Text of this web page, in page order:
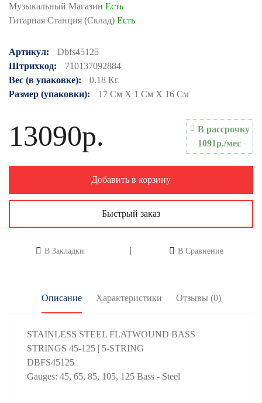
Музыкальный Магазин Есть
Гитарная Станция (Склад) Есть
Артикул:
Dbfs45125
Штрихкод:
710137092884
Вес (в упаковке):
0.18 Кг
Размер (упаковки):
17 См X 1 См X 16 См
13090р.
В рассрочку
1091р./мес
Добавить в корзину
Быстрый заказ
В Закладки В Сравнение
Описание Характеристики Отзывы (0)
STAINLESS STEEL FLATWOUND BASS
STRINGS 45-125 | 5-STRING
DBFS45125
Gauges: 45, 65, 85, 105, 125 Bass - Steel